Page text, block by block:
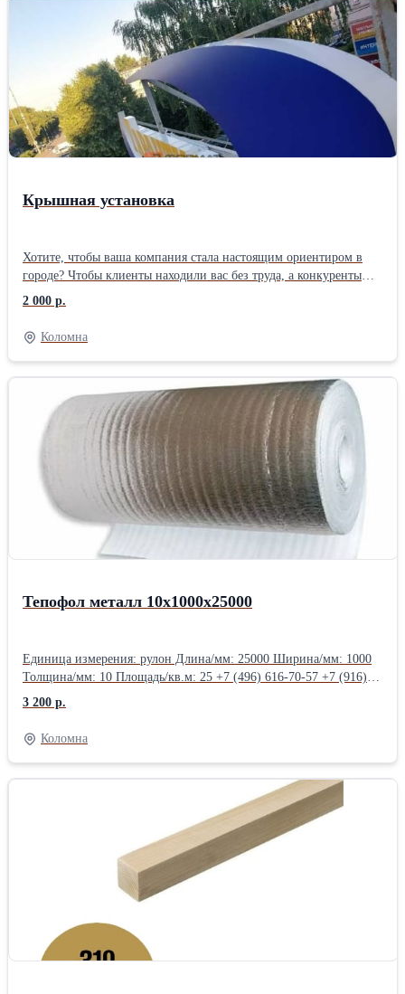
Крышная установка
Хотите, чтобы ваша компания стала настоящим ориентиром в
городе? Чтобы клиенты находили вас без труда, а конкуренты
восхищались вашим масштабом? ✨ Тогда вам нужна крышная
установка – самое эффектное и мощное решение для наружной
рекламы! 🏢 🚀 Крышная установка: ваш бренд – король города!
🚀 Это не просто вывеска, это заявление о вашем успехе! Мы
поможем вашему бизнесу взлететь, создав величественную
конструкцию, которая будет работать на вас 24/7. Представьте:
ваше название, сияющее над городскими улицами, видимое
издалека, притягивающее взгляды и вызывающее доверие. 🌟
2 000 р.
Коломна
Тепофол металл 10х1000х25000
Единица измерения: рулон Длина/мм: 25000 Ширина/мм: 1000
Толщина/мм: 10 Площадь/кв.м: 25 +7 (496) 616-70-57 +7 (916)
925-00-70 +7 (496) 616-65-76
3 200 р.
Коломна